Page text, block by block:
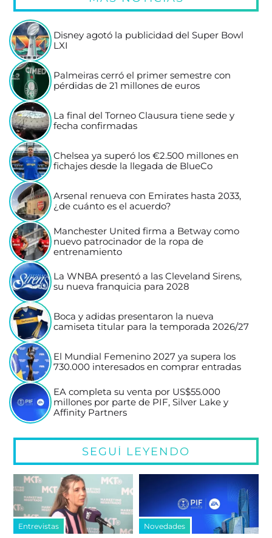
Disney agotó la publicidad del Super Bowl
LXI
Palmeiras cerró el primer semestre con
pérdidas de 21 millones de euros
La final del Torneo Clausura tiene sede y
fecha confirmadas
Chelsea ya superó los €2.500 millones en
fichajes desde la llegada de BlueCo
Arsenal renueva con Emirates hasta 2033,
¿de cuánto es el acuerdo?
Manchester United firma a Betway como
nuevo patrocinador de la ropa de
entrenamiento
La WNBA presentó a las Cleveland Sirens,
su nueva franquicia para 2028
Boca y adidas presentaron la nueva
camiseta titular para la temporada 2026/27
El Mundial Femenino 2027 ya supera los
730.000 interesados en comprar entradas
EA completa su venta por US$55.000
millones por parte de PIF, Silver Lake y
Affinity Partners
SEGUÍ LEYENDO
Entrevistas Novedades